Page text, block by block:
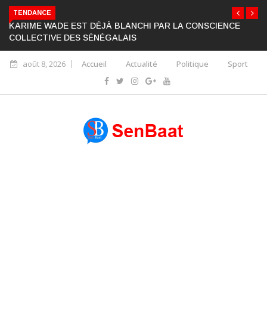
TENDANCE
KARIME WADE EST DÉJÀ BLANCHI PAR LA CONSCIENCE
COLLECTIVE DES SÉNÉGALAIS
août 8, 2026 Accueil Actualité Politique Sport